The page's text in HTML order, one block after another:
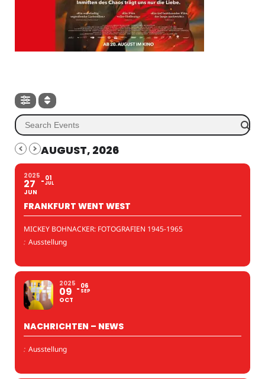
AUGUST, 2026
2025
27
JUN
01
JUL
FRANKFURT WENT WEST
MICKEY BOHNACKER: FOTOGRAFIEN 1945-1965
: Ausstellung
2025
09
OCT
06
SEP
NACHRICHTEN – NEWS
: Ausstellung